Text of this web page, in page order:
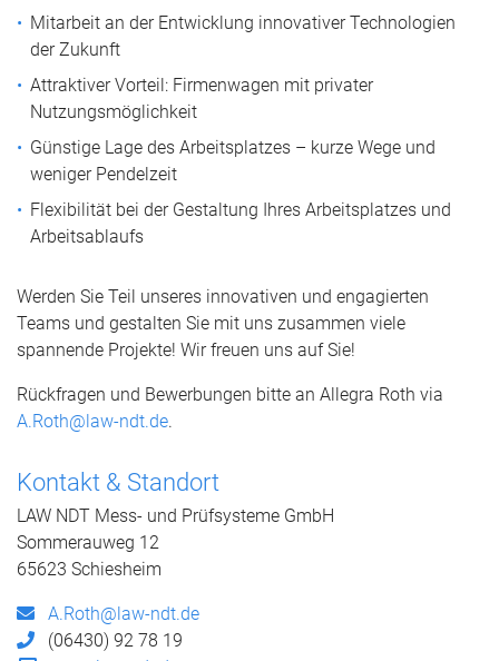
Mitarbeit an der Entwicklung innovativer Technologien
der Zukunft
Attraktiver Vorteil: Firmenwagen mit privater
Nutzungsmöglichkeit
Günstige Lage des Arbeitsplatzes – kurze Wege und
weniger Pendelzeit
Flexibilität bei der Gestaltung Ihres Arbeitsplatzes und
Arbeitsablaufs
Werden Sie Teil unseres innovativen und engagierten
Teams und gestalten Sie mit uns zusammen viele
spannende Projekte! Wir freuen uns auf Sie!
Rückfragen und Bewerbungen bitte an Allegra Roth via
A.Roth@law-ndt.de.
Kontakt & Standort
LAW NDT Mess- und Prüfsysteme GmbH
Sommerauweg 12
65623 Schiesheim
A.Roth@law-ndt.de
(06430) 92 78 19